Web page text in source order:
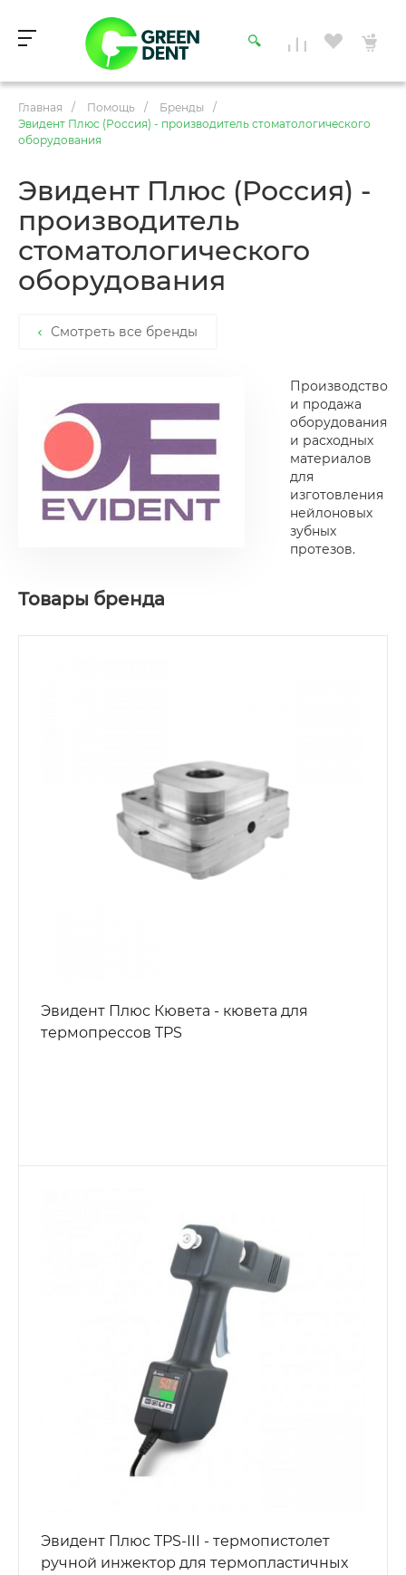
Главная / Помощь / Бренды
/
Эвидент Плюс (Россия) - производитель стоматологического
оборудования
Эвидент Плюс (Россия) -
производитель
стоматологического
оборудования
Смотреть все бренды
Производство
и продажа
оборудования
и расходных
материалов
для
изготовления
нейлоновых
зубных
протезов.
Товары бренда
Эвидент Плюс Кювета - кювета для
термопрессов TPS
Эвидент Плюс TPS-III - термопистолет
ручной инжектор для термопластичных